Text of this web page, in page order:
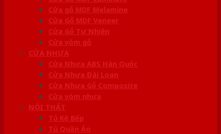
Cửa gỗ MDF Melamine
Cửa Gỗ MDF Veneer
Cửa Gỗ Tự Nhiên
Cửa vòm gỗ
CỬA NHỰA
Cửa Nhựa ABS Hàn Quốc
Cửa Nhựa Đài Loan
Cửa Nhựa Gỗ Composite
Cửa vòm nhựa
NỘI THẤT
Tủ Kệ Bếp
Tủ Quần Áo